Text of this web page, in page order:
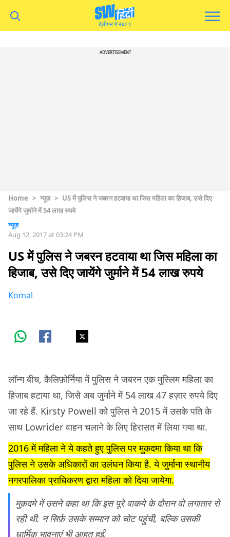
ADVERTISEMENT
Home > न्यूज़ > US में पुलिस ने जबरन हटवाया था जिस महिला का हिजाब, उसे दिए
जायेंगे जुर्माने में 54 लाख रुपये
न्यूज़
Aug 12, 2017 at 03:24 PM
US में पुलिस ने जबरन हटवाया था जिस महिला का
हिजाब, उसे दिए जायेंगे जुर्माने में 54 लाख रुपये
Komal
लॉन्ग बीच, कैलिफ़ोर्निया में पुलिस ने जबरन एक मुस्लिम महिला का
हिजाब हटाया था, जिसे अब जुर्माने में 54 लाख 47 हज़ार रुपये दिए
जा रहे हैं. Kirsty Powell को पुलिस ने 2015 में उसके पति के
साथ Lowrider वाहन चलाने के लिए हिरासत में लिया गया था.
2016 में महिला ने ये कहते हुए पुलिस पर मुकदमा किया था कि
पुलिस ने उसके अधिकारों का उलंघन किया है. ये जुर्माना स्थानीय
नगरपालिका प्राधिकरण द्वारा महिला को दिया जायेगा.
मुक़दमे में उसने कहा था कि इस पूरे वाकये के दौरान वो लगातार रो
रही थी. न सिर्फ़ उसके सम्मान को चोट पहुंची, बल्कि उसकी
धार्मिक भावनाएं भी आहत हुईं.